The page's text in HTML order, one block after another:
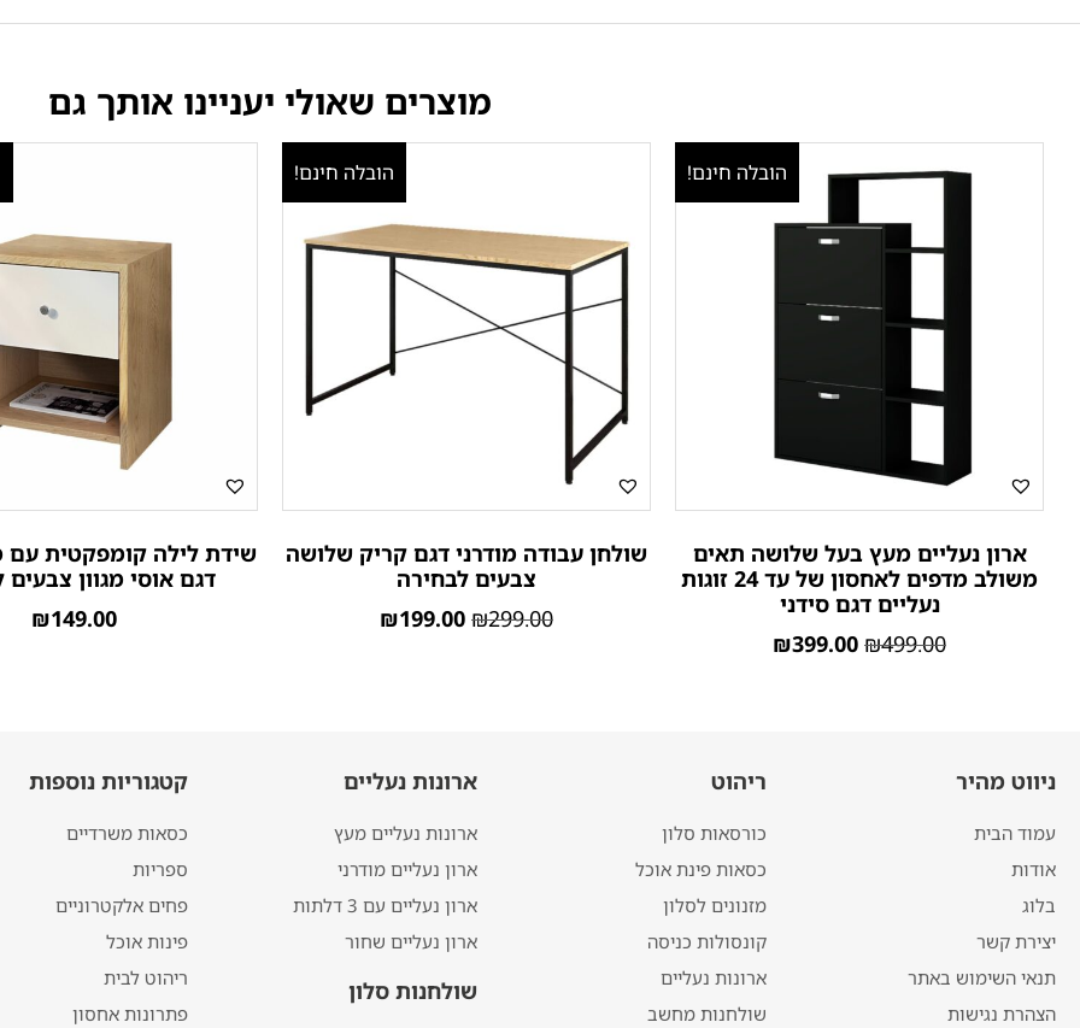
מוצרים שאולי יעניינו אותך גם
הובלה חינם!
ארון נעליים מעץ בעל שלושה תאים
משולב מדפים לאחסון של עד 24 זוגות
נעליים דגם סידני
₪499.00
₪399.00
הובלה חינם!
שולחן עבודה מודרני דגם קריק שלושה
צבעים לבחירה
₪299.00
₪199.00
שידת לילה קומפקטית עם
דגם אוסי מגוון
₪149.00
ניווט מהיר
עמוד הבית
אודות
בלוג
יצירת קשר
תנאי השימוש באתר
הצהרת נגישות
ריהוט
כורסאות סלון
כסאות פינת אוכל
מזנונים לסלון
קונסולות כניסה
ארונות נעליים
שולחנות מחשב
ארונות נעליים
ארונות נעליים מעץ
ארון נעליים מודרני
ארון נעליים עם 3 דלתות
ארון נעליים שחור
שולחנות סלון
קטגוריות נוספות
כסאות משרדיים
ספריות
פחים אלקטרוניים
פינות אוכל
ריהוט לבית
פתרונות אחסון